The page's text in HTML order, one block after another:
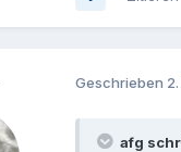
Geschrieben
afg